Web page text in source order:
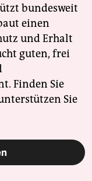
bundesweit
einen
und Erhalt
guten, frei
Finden Sie
Sie